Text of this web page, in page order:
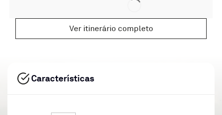
Ver itinerário completo
Características